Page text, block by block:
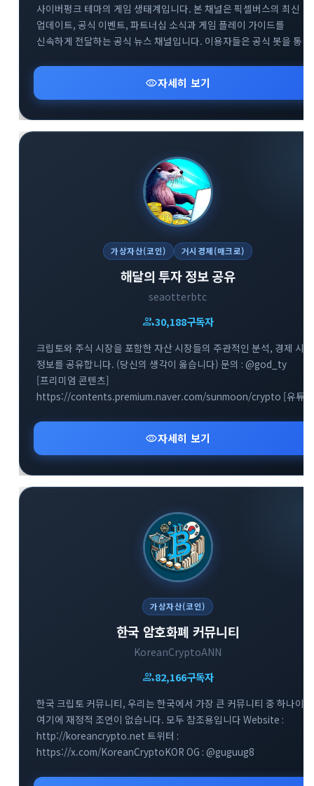
사이버펑크 테마의 게임 생태계입니다. 본 채널은 픽셀버스의 최신
업데이트, 공식 이벤트, 파트너십 소식과 게임 플레이 가이드를
신속하게 전달하는 공식 뉴스 채널입니다. 이용자들은 공식 봇을 통한
블록체인 기반의 플레이 투 언 트렌드와 텔레그램 생태계의 결합을
경험하고자 하는 사용자에게 필수적인 정보를 제공합니다.
visibility자세히 보기
가상자산(코인) 거시경제(매크로)
해달의 투자 정보 공유
seaotterbtc
group30,188구독자
크립토와 주식 시장을 포함한 자산 시장들의 주관적인 분석, 경제 시황
정보를 공유합니다. (당신의 생각이 옳습니다) 문의 : @god_ty
[프리미엄 콘텐츠]
https://contents.premium.naver.com/sunmoon/crypto [유튜브]
visibility자세히 보기
가상자산(코인)
한국 암호화폐 커뮤니티
KoreanCryptoANN
group82,166구독자
한국 크립토 커뮤니티, 우리는 한국에서 가장 큰 커뮤니티 중 하나이며
여기에 재정적 조언이 없습니다. 모두 참조용입니다 Website :
http://koreancrypto.net 트위터 :
https://x.com/KoreanCryptoKOR OG : @guguug8